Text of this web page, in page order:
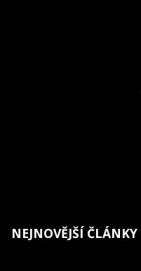
NEJNOVĚJŠÍ ČLÁNKY